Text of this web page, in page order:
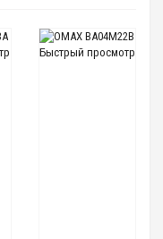
Быстрый просмотр